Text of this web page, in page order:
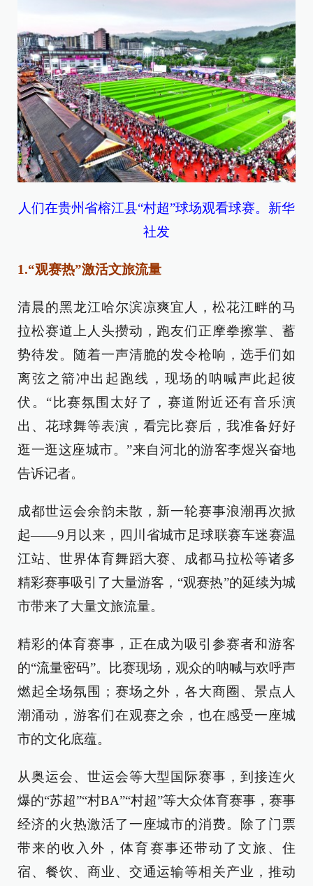
人们在贵州省榕江县“村超”球场观看球赛。新华
社发
1.“观赛热”激活文旅流量
清晨的黑龙江哈尔滨凉爽宜人，松花江畔的马
拉松赛道上人头攒动，跑友们正摩拳擦掌、蓄
势待发。随着一声清脆的发令枪响，选手们如
离弦之箭冲出起跑线，现场的呐喊声此起彼
伏。“比赛氛围太好了，赛道附近还有音乐演
出、花球舞等表演，看完比赛后，我准备好好
逛一逛这座城市。”来自河北的游客李煜兴奋地
告诉记者。
成都世运会余韵未散，新一轮赛事浪潮再次掀
起——9月以来，四川省城市足球联赛车迷赛温
江站、世界体育舞蹈大赛、成都马拉松等诸多
精彩赛事吸引了大量游客，“观赛热”的延续为城
市带来了大量文旅流量。
精彩的体育赛事，正在成为吸引参赛者和游客
的“流量密码”。比赛现场，观众的呐喊与欢呼声
燃起全场氛围；赛场之外，各大商圈、景点人
潮涌动，游客们在观赛之余，也在感受一座城
市的文化底蕴。
从奥运会、世运会等大型国际赛事，到接连火
爆的“苏超”“村BA”“村超”等大众体育赛事，赛事
经济的火热激活了一座城市的消费。除了门票
带来的收入外，体育赛事还带动了文旅、住
宿、餐饮、商业、交通运输等相关产业，推动